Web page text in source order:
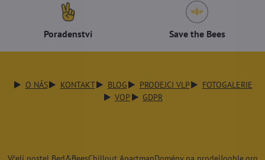
Poradenství Save the Bees
O NÁS KONTAKT BLOG PRODEJCI VLP
FOTOGALERIE
VOP
GDPR